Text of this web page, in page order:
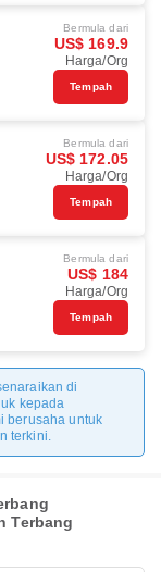
Bermula dari
US$ 169.9
Harga/Org
Tempah
Bermula dari
US$ 172.05
Harga/Org
Tempah
Bermula dari
US$ 184
Harga/Org
Tempah
di
kepada
berusaha untuk
terkini.
Terbang